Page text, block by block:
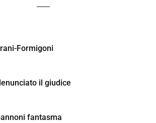
Formigoni
il giudice
fantasma